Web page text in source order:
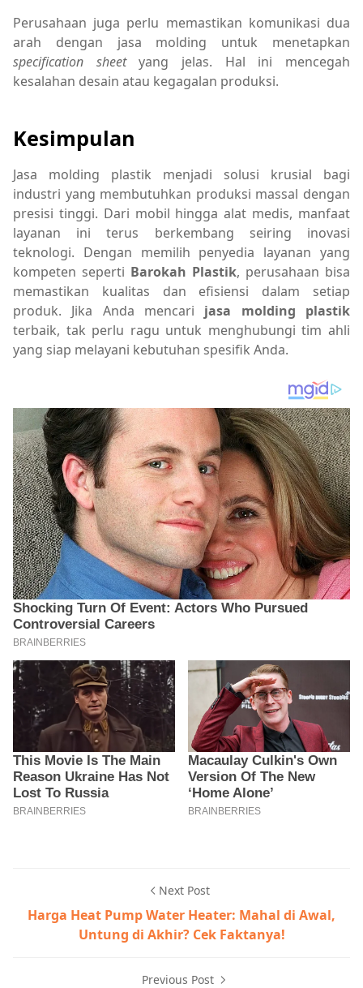
Perusahaan juga perlu memastikan komunikasi dua
arah dengan jasa molding untuk menetapkan
specification sheetyang jelas. Hal ini mencegah
kesalahan desain atau kegagalan produksi.
Kesimpulan
Jasa molding plastik menjadi solusi krusial bagi
industri yang membutuhkan produksi massal dengan
presisi tinggi. Dari mobil hingga alat medis, manfaat
layanan ini terus berkembang seiring inovasi
teknologi. Dengan memilih penyedia layanan yang
kompeten seperti Barokah Plastik, perusahaan bisa
memastikan kualitas dan efisiensi dalam setiap
produk. Jika Anda mencari jasa molding plastik
terbaik, tak perlu ragu untuk menghubungi tim ahli
yang siap melayani kebutuhan spesifik Anda.
Next Post
Harga Heat Pump Water Heater: Mahal di Awal,
Untung di Akhir? Cek Faktanya!
Previous Post